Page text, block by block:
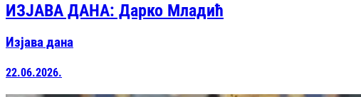
ИЗЈАВА ДАНА: Дарко Младић
Изјава дана
22.06.2026.